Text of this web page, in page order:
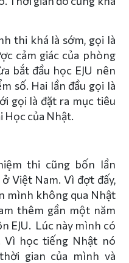
thi khá là sớm, gọi là
cảm giác của phòng
bắt đầu học EJU nên
số. Hai lần đầu gọi là
gọi là đặt ra mục tiêu
Học của Nhật.
thi cũng bốn lần
Việt Nam. Vì đợt đấy,
mình không qua Nhật
thêm gần một năm
EJU. Lúc này mình có
Vì học tiếng Nhật nó
gian của mình và